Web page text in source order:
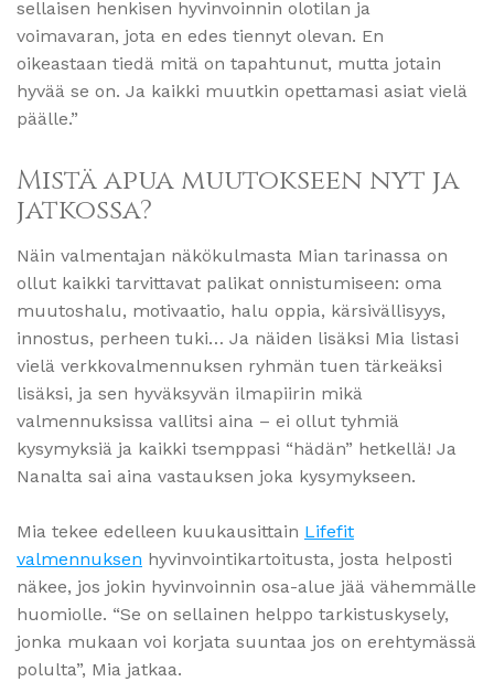
sellaisen henkisen hyvinvoinnin olotilan ja
voimavaran, jota en edes tiennyt olevan. En
oikeastaan tiedä mitä on tapahtunut, mutta jotain
hyvää se on. Ja kaikki muutkin opettamasi asiat vielä
päälle.”
Mistä apua muutokseen nyt ja
jatkossa?
Näin valmentajan näkökulmasta Mian tarinassa on
ollut kaikki tarvittavat palikat onnistumiseen: oma
muutoshalu, motivaatio, halu oppia, kärsivällisyys,
innostus, perheen tuki… Ja näiden lisäksi Mia listasi
vielä verkkovalmennuksen ryhmän tuen tärkeäksi
lisäksi, ja sen hyväksyvän ilmapiirin mikä
valmennuksissa vallitsi aina – ei ollut tyhmiä
kysymyksiä ja kaikki tsemppasi “hädän” hetkellä! Ja
Nanalta sai aina vastauksen joka kysymykseen.
Mia tekee edelleen kuukausittain Lifefit
valmennuksen hyvinvointikartoitusta, josta helposti
näkee, jos jokin hyvinvoinnin osa-alue jää vähemmälle
huomiolle. “Se on sellainen helppo tarkistuskysely,
jonka mukaan voi korjata suuntaa jos on erehtymässä
polulta”, Mia jatkaa.